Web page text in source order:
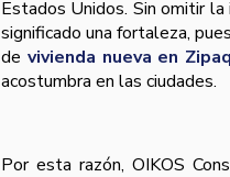
Estados Unidos. Sin omitir
significado una fortaleza,
de vivienda nueva en
acostumbra en las ciudades.
Por esta razón, OIKOS